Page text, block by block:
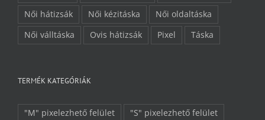
Női hátizsák
Női kézitáska
Női oldaltáska
Női válltáska
Ovis hátizsák Pixel Táska
TERMÉK KATEGÓRIÁK
"M" pixelezhető felület
"S" pixelezhető felület